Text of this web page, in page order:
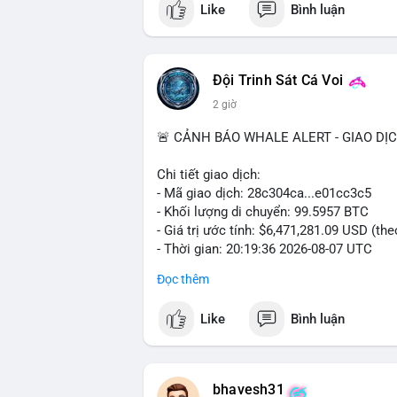
#vlikevn #titanbot
Like Bình luận
Đội Trinh Sát Cá Voi
2 giờ
🚨 CẢNH BÁO WHALE ALERT - GIAO
Chi tiết giao dịch:
- Mã giao dịch: 28c304ca...e01cc3c5
- Khối lượng di chuyển: 99.5957 BTC
- Giá trị ước tính: $6,471,281.09 USD
- Thời gian: 20:19:36 2026-08-07 UTC
Nhận định phân tích: Khối lượng 99.6
thường gặp ở hai kịch bản: cá voi nạp
hoặc chuyển sang ví lạnh nhằm tích
BTC vào ví nóng sàn, khả năng cao là
Đọc thêm
Like Bình luận
bhavesh31